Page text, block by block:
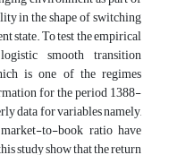
in the shape of switching
state. To test the empirical
smooth transition
is one of the regimes
for the period 1388-
data for variables namely,
to-book ratio have
study show that the return